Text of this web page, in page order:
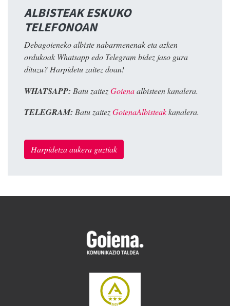
ALBISTEAK ESKUKO
TELEFONOAN
Debagoieneko albiste nabarmenenak eta azken
ordukoak Whatsapp edo Telegram bidez jaso gura
dituzu? Harpidetu zaitez doan!
WHATSAPP: Batu zaitezGoienaalbisteen kanalera.
TELEGRAM: Batu zaitezGoienaAlbisteakkanalera.
Harpidetza aukera guztiak